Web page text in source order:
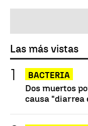
Las más vistas
BACTERIA
Dos muertos
causa "diarrea